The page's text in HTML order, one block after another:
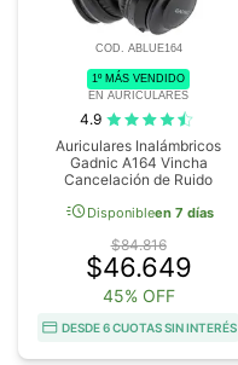
COD. ABLUE164
1º MÁS VENDIDO
EN AURICULARES
4.9
Auriculares Inalámbricos
Gadnic A164 Vincha
Cancelación de Ruido
acuteDisponibleen 7 días
$84.816
$46.649
45% OFF
DESDE 6 CUOTAS SIN INTERÉS